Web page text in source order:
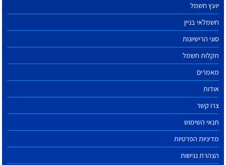
יועץ חשמל
חשמלאי בניין
סוגי הרישיונות
תקלות חשמל
מאמרים
אודות
צרו קשר
תנאי השימוש
מדיניות הפרטיות
הצהרת נגישות